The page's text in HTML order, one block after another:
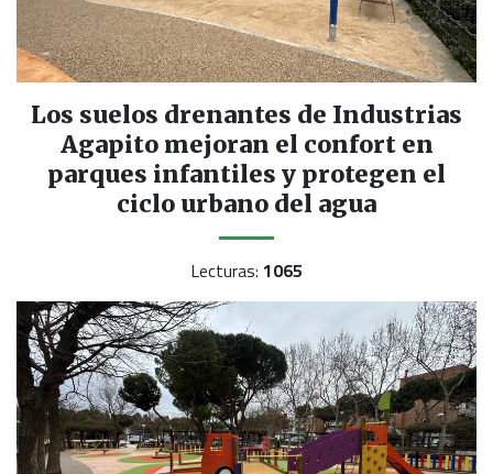
Los suelos drenantes de Industrias
Agapito mejoran el confort en
parques infantiles y protegen el
ciclo urbano del agua
Lecturas: 1065